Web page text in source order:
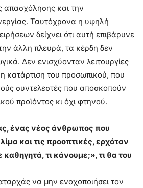
απασχόλησης και την
Ταυτόχρονα η υψηλή
δείχνει ότι αυτή επιβάρυνε
άλλη πλευρά, τα κέρδη δεν
Δεν ενισχύονταν λειτουργίες
κατάρτιση του προσωπικού, που
συντελεστές που αποσκοπούν
προϊόντος κι όχι φτηνού.
ένας νέος άνθρωπος που
και τις προοπτικές, ερχόταν
καθηγητά, τι κάνουμε;», τι θα του
να μην ενοχοποιήσει τον